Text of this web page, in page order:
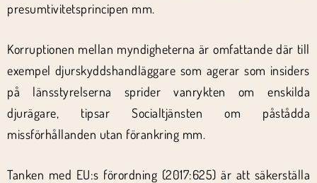
presumtivitetsprincipen mm.
Korruptionen mellan myndigheterna är omfattande där till
exempel djurskyddshandläggare som agerar som insiders
på länsstyrelserna sprider vanrykten om enskilda
djurägare, tipsar Socialtjänsten om påstådda
missförhållanden utan förankring mm.
Tanken med EU:s förordning (2017:625) är att säkerställa